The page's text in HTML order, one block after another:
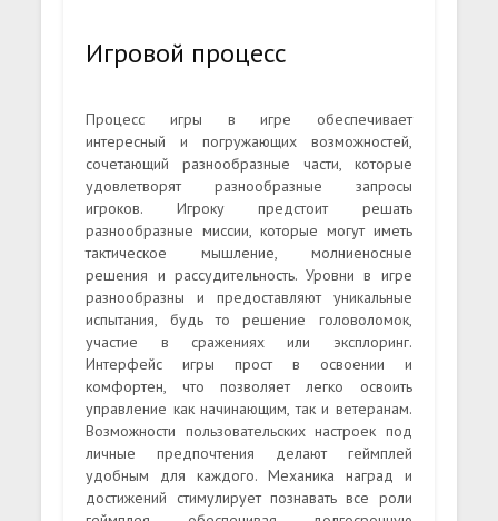
Игровой процесс
Процесс игры в игре обеспечивает
интересный и погружающих возможностей,
сочетающий разнообразные части, которые
удовлетворят разнообразные запросы
игроков. Игроку предстоит решать
разнообразные миссии, которые могут иметь
тактическое мышление, молниеносные
решения и рассудительность. Уровни в игре
разнообразны и предоставляют уникальные
испытания, будь то решение головоломок,
участие в сражениях или эксплоринг.
Интерфейс игры прост в освоении и
комфортен, что позволяет легко освоить
управление как начинающим, так и ветеранам.
Возможности пользовательских настроек под
личные предпочтения делают геймплей
удобным для каждого. Механика наград и
достижений стимулирует познавать все роли